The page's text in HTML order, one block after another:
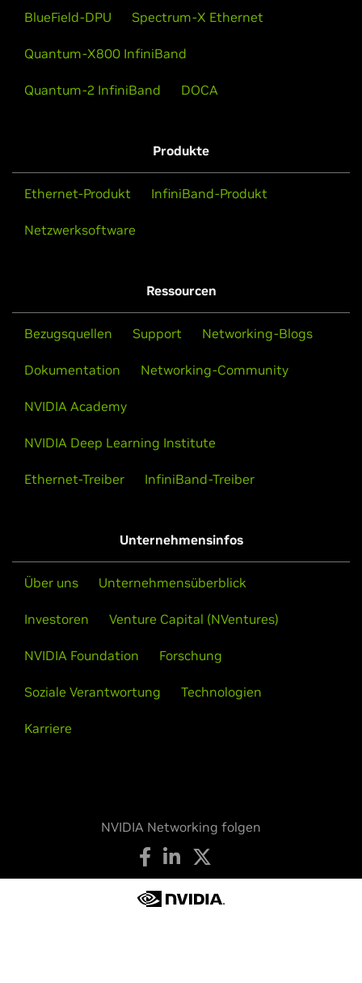
BlueField-DPU Spectrum-X Ethernet
Quantum-X800 InfiniBand
Quantum-2 InfiniBand DOCA
Produkte
Ethernet-Produkt InfiniBand-Produkt
Netzwerksoftware
Ressourcen
Bezugsquellen Support Networking-Blogs
Dokumentation Networking-Community
NVIDIA Academy
NVIDIA Deep Learning Institute
Ethernet-Treiber InfiniBand-Treiber
Unternehmensinfos
Über uns Unternehmensüberblick
Investoren Venture Capital (NVentures)
NVIDIA Foundation Forschung
Soziale Verantwortung Technologien
Karriere
NVIDIA Networking folgen